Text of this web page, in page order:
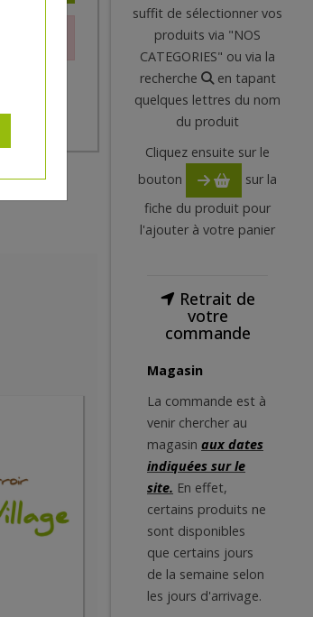
suffit de sélectionner vos
produits via "NOS
CATEGORIES" ou via la
recherche
en tapant
quelques lettres du nom
du produit
Cliquez ensuite sur le
bouton
sur la
fiche du produit pour
l'ajouter à votre panier
Retrait de
votre
commande
Magasin
La commande est à
venir chercher au
magasin aux dates
indiquées sur le
site. En effet,
certains produits ne
sont disponibles
que certains jours
de la semaine selon
les jours d'arrivage.